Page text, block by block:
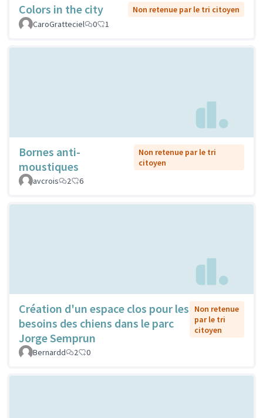
Colors in the city
Non retenue par le tri citoyen
CaroGratteciel
0 1
Bornes anti-
moustiques
Non retenue par le tri
citoyen
avcrois
2 6
Création d'un espace clos pour les
besoins des chiens dans le parc
Jorge Semprun
Non retenue
par le tri
citoyen
Bernardd 2 0